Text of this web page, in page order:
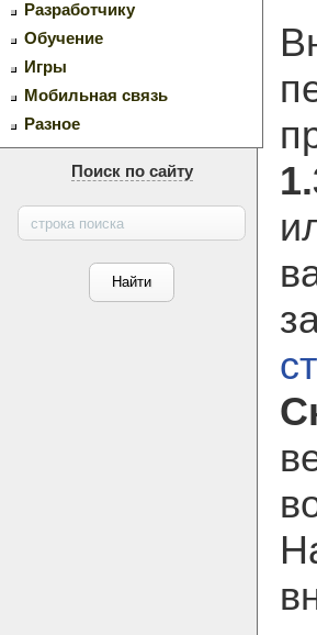
Разработчику
Обучение
Игры
Мобильная связь
Разное
Поиск по сайту